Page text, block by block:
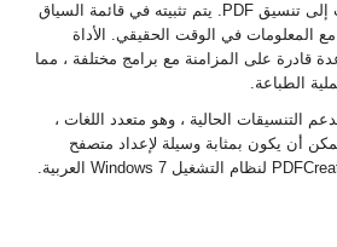
البيانات إلى تنسيق PDF. يتم تثبيته في قائمة السياق
المعلومات في الوقت الحقيقي. الأداة
قادرة على المزامنة مع برامج مختلفة ، مما
الطباعة.
التنسيقات الحالية ، وهو متعدد اللغات ،
أن يكون بمثابة وسيلة لإعداد متصفح